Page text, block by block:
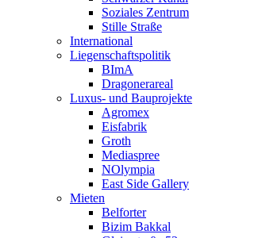
Soziales Zentrum
Stille Straße
International
Liegenschaftspolitik
BImA
Dragonerareal
Luxus- und Bauprojekte
Agromex
Eisfabrik
Groth
Mediaspree
NOlympia
East Side Gallery
Mieten
Belforter
Bizim Bakkal